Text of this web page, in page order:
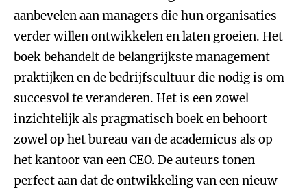
aanbevelen aan managers die hun organisaties
verder willen ontwikkelen en laten groeien. Het
boek behandelt de belangrijkste management
praktijken en de bedrijfscultuur die nodig is om
succesvol te veranderen. Het is een zowel
inzichtelijk als pragmatisch boek en behoort
zowel op het bureau van de academicus als op
het kantoor van een CEO. De auteurs tonen
perfect aan dat de ontwikkeling van een nieuw